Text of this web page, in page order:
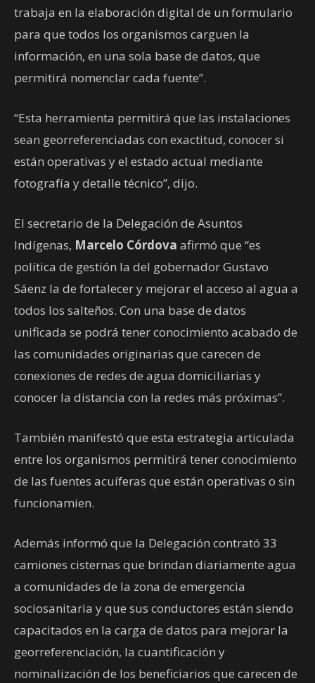
trabaja en la elaboración digital de un formulario
para que todos los organismos carguen la
información, en una sola base de datos, que
permitirá nomenclar cada fuente”.
“Esta herramienta permitirá que las instalaciones
sean georreferenciadas con exactitud, conocer si
están operativas y el estado actual mediante
fotografía y detalle técnico”, dijo.
El secretario de la Delegación de Asuntos
Indígenas, Marcelo Córdova afirmó que “es
política de gestión la del gobernador Gustavo
Sáenz la de fortalecer y mejorar el acceso al agua a
todos los salteños. Con una base de datos
unificada se podrá tener conocimiento acabado de
las comunidades originarias que carecen de
conexiones de redes de agua domiciliarias y
conocer la distancia con la redes más próximas”.
También manifestó que esta estrategia articulada
entre los organismos permitirá tener conocimiento
de las fuentes acuíferas que están operativas o sin
funcionamien.
Además informó que la Delegación contrató 33
camiones cisternas que brindan diariamente agua
a comunidades de la zona de emergencia
sociosanitaria y que sus conductores están siendo
capacitados en la carga de datos para mejorar la
georreferenciación, la cuantificación y
nominalización de los beneficiarios que carecen de